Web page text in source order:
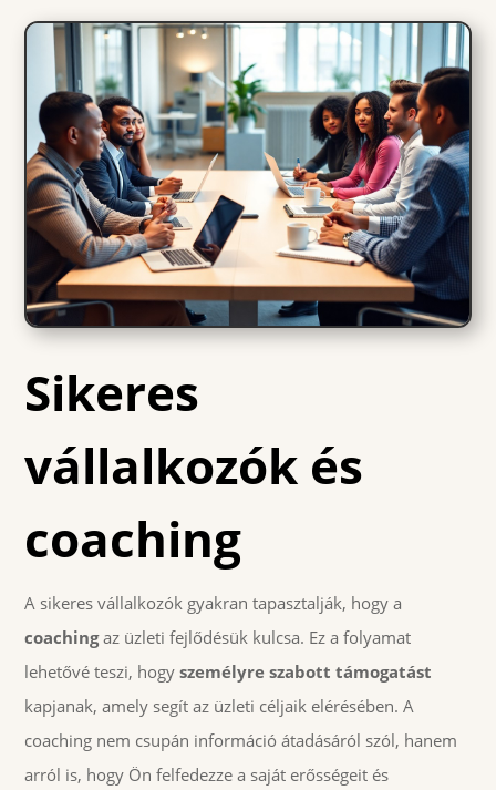
Sikeres
vállalkozók és
coaching
A sikeres vállalkozók gyakran tapasztalják, hogy a
coachingaz üzleti fejlődésük kulcsa. Ez a folyamat
lehetővé teszi, hogyszemélyre szabott támogatást
kapjanak, amely segít az üzleti céljaik elérésében. A
coaching nem csupán információ átadásáról szól, hanem
arról is, hogy Ön felfedezze a saját erősségeit és